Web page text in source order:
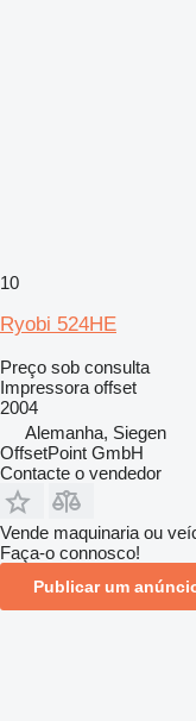
10
Ryobi 524HE
Preço sob consulta
Impressora offset
2004
Alemanha, Siegen
OffsetPoint GmbH
Contacte o vendedor
Vende maquinaria ou
Faça-o connosco!
Publicar um